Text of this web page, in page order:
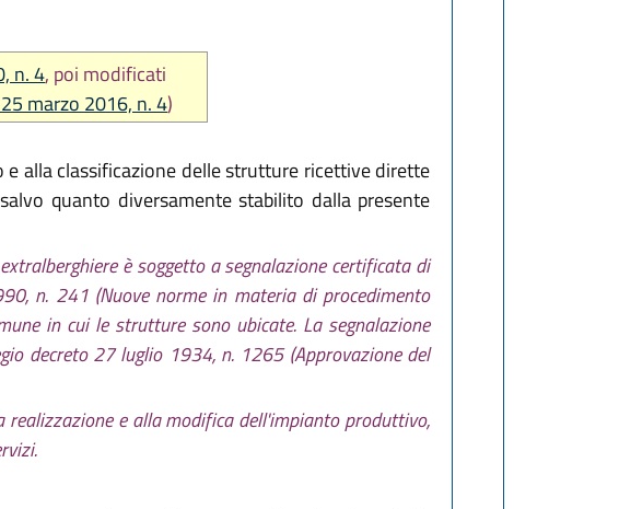
n. 4, poi modificati
marzo 2016, n. 4)
alla classificazione delle strutture ricettive dirette
quanto diversamente stabilito dalla presente
è soggetto a segnalazione certificata di
n. 241 (Nuove norme in materia di procedimento
in cui le strutture sono ubicate. La segnalazione
decreto 27 luglio 1934, n. 1265 (Approvazione del
e alla modifica dell'impianto produttivo,